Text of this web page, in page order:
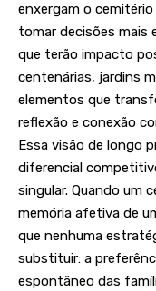
enxergam o
tomar decisões mais
que terão impacto
centenárias, jardins
elementos que
reflexão e conexão
Essa visão de longo
diferencial
singular. Quando um
memória afetiva de
que nenhuma
substituir: a
espontâneo das